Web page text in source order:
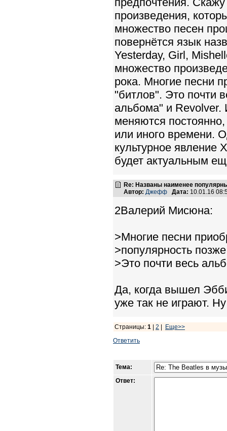
произведения,
множество песен
повернётся язык
Yesterday, Girl,
множество
рока. Многие песни
"битлов". Это почти
альбома" и Revolver.
меняются
или иного времени.
культурное явление
будет актуальным
Re: Названы наименее
Автор: Джефф Дата: 10.01.16
2Валерий Мисюна:
>Многие песни
>популярность
>Это почти весь
Да, когда вышел
уже так не играют.
Страницы: 1 2
Еще>>
Ответить
Тема:
Ответ: